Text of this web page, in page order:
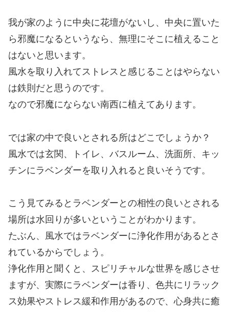
我が家のように中央に花壇がないし、中央に置いた
ら邪魔になるというなら、無理にそこに植えること
はないと思います。
風水を取り入れてストレスと感じることはやらない
は鉄則だと思うのです。
なので邪魔にならない南西に植えてあります。
では家の中で良いとされる所はどこでしょうか？
風水では玄関、トイレ、バスルーム、洗面所、キッ
チンにラベンダーを取り入れると良いそうです。
こう見てみるとラベンダーとの相性の良いとされる
場所は水回りが多いということがわかります。
たぶん、風水ではラベンダーに浄化作用があるとさ
れているからでしょう。
浄化作用と聞くと、スピリチャルな世界を感じさせ
ますが、実際にラベンダーは香り、色共にリラック
ス効果やストレス緩和作用があるので、心身共に癒